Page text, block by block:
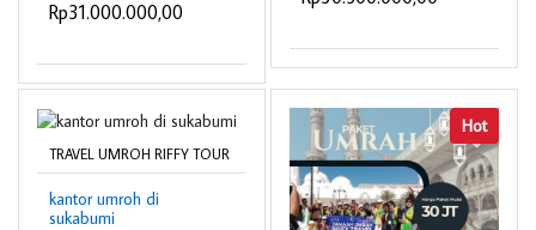
Rp31.000.000,00
TRAVEL UMROH RIFFY TOUR
kantor umroh di
sukabumi
Hot